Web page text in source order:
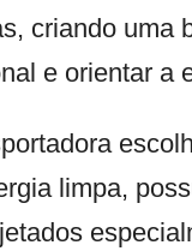
criando uma
e orientar a
limpa,